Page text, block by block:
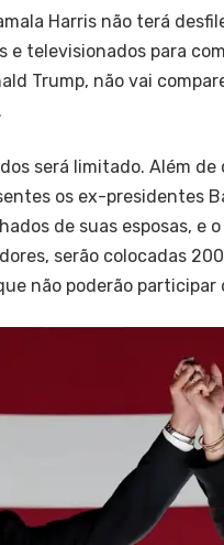
Harris não terá
e televisionados para
Trump, não vai
será limitado. Além
os ex-presidentes
de suas esposas, e
serão colocadas
não poderão participar